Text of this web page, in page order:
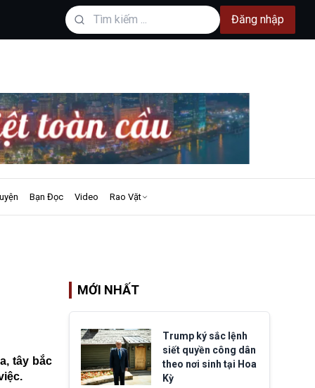
Đăng nhập
Bạn Đọc Video Rao Vặt
tây bắc
MỚI NHẤT
Trump ký sắc lệnh
siết quyền công dân
theo nơi sinh tại Hoa
Kỳ